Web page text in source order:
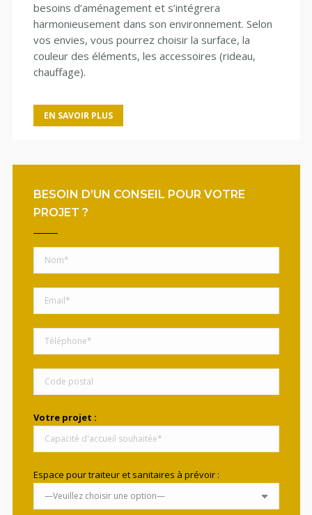
besoins d’aménagement et s’intégrera
harmonieusement dans son environnement. Selon
vos envies, vous pourrez choisir la surface, la
couleur des éléments, les accessoires (rideau,
chauffage).
EN SAVOIR PLUS
BESOIN D’UN CONSEIL POUR VOTRE
PROJET ?
Votre projet :
Espace pour traiteur et sanitaires à prévoir :